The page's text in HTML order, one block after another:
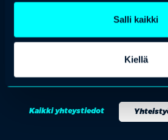
Salli kaikki
Kiellä
Kaikki yhteystiedot